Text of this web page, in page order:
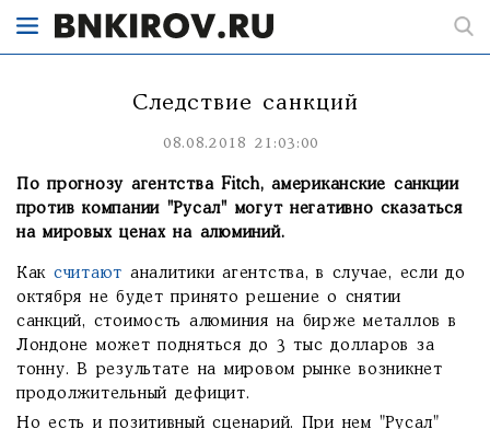
Следствие санкций
08.08.2018 21:03:00
По прогнозу агентства Fitch, американские санкции
против компании "Русал" могут негативно сказаться
на мировых ценах на алюминий.
Как считают аналитики агентства, в случае, если до
октября не будет принято решение о снятии
санкций, стоимость алюминия на бирже металлов в
Лондоне может подняться до 3 тыс долларов за
тонну. В результате на мировом рынке возникнет
продолжительный дефицит.
Но есть и позитивный сценарий. При нем "Русал"